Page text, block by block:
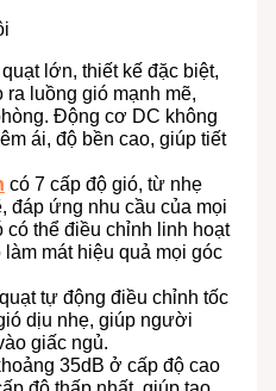
lớn, thiết kế đặc biệt,
luồng gió mạnh mẽ,
Động cơ DC không
ái, độ bền cao, giúp tiết
có 7 cấp độ gió, từ nhẹ
đáp ứng nhu cầu của mọi
thể điều chỉnh linh hoạt
làm mát hiệu quả mọi góc
tự động điều chỉnh tốc
dịu nhẹ, giúp người
giấc ngủ.
35dB ở cấp độ cao